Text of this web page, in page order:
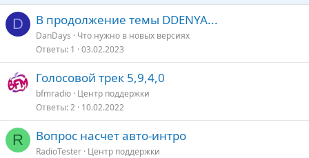
D В продолжение темы DDENYA...
DanDays
Что нужно в новых версияx
Ответы 1 03.02.2023
Голосовой трек 5,9,4,0
bfmradio Центр поддержки
Ответы 2 10.02.2022
R Вопрос насчет авто-интро
RadioTester Центр поддержки